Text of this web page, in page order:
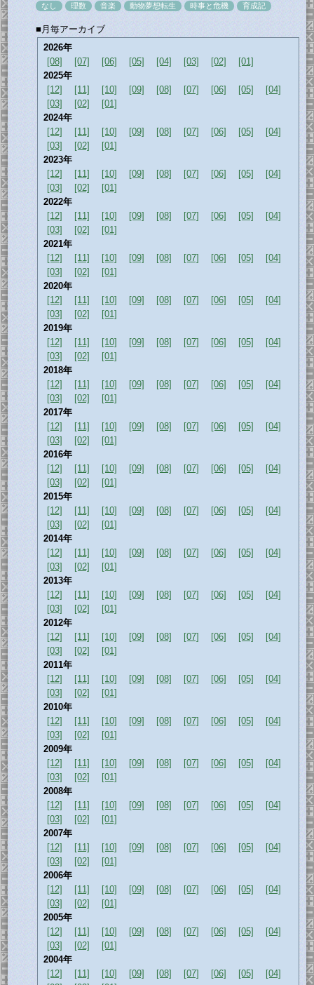
なし
理数 音楽 動物夢想転生 時事と危機 育成記
■月毎アーカイブ
2026年
[08]
[07] [06] [05] [04] [03] [02]
[01]
2025年
[12]
[11] [10] [09] [08] [07] [06] [05]
[04]
[03]
[02]
[01]
2024年
[12]
[11] [10] [09] [08] [07] [06] [05]
[04]
[03]
[02]
[01]
2023年
[12]
[11] [10] [09] [08] [07] [06] [05]
[04]
[03]
[02]
[01]
2022年
[12]
[11] [10] [09] [08] [07] [06] [05]
[04]
[03]
[02]
[01]
2021年
[12]
[11] [10] [09] [08] [07] [06] [05]
[04]
[03]
[02]
[01]
2020年
[12]
[11] [10] [09] [08] [07] [06] [05]
[04]
[03]
[02]
[01]
2019年
[12]
[11] [10] [09] [08] [07] [06] [05]
[04]
[03]
[02]
[01]
2018年
[12]
[11] [10] [09] [08] [07] [06] [05]
[04]
[03]
[02]
[01]
2017年
[12]
[11] [10] [09] [08] [07] [06] [05]
[04]
[03]
[02]
[01]
2016年
[12]
[11] [10] [09] [08] [07] [06] [05]
[04]
[03]
[02]
[01]
2015年
[12]
[11] [10] [09] [08] [07] [06] [05]
[04]
[03]
[02]
[01]
2014年
[12]
[11] [10] [09] [08] [07] [06] [05]
[04]
[03]
[02]
[01]
2013年
[12]
[11] [10] [09] [08] [07] [06] [05]
[04]
[03]
[02]
[01]
2012年
[12]
[11] [10] [09] [08] [07] [06] [05]
[04]
[03]
[02]
[01]
2011年
[12]
[11] [10] [09] [08] [07] [06] [05]
[04]
[03]
[02]
[01]
2010年
[12]
[11] [10] [09] [08] [07] [06] [05]
[04]
[03]
[02]
[01]
2009年
[12]
[11] [10] [09] [08] [07] [06] [05]
[04]
[03]
[02]
[01]
2008年
[12]
[11] [10] [09] [08] [07] [06] [05]
[04]
[03]
[02]
[01]
2007年
[12]
[11] [10] [09] [08] [07] [06] [05]
[04]
[03]
[02]
[01]
2006年
[12]
[11] [10] [09] [08] [07] [06] [05]
[04]
[03]
[02]
[01]
2005年
[12]
[11] [10] [09] [08] [07] [06] [05]
[04]
[03]
[02]
[01]
2004年
[12]
[11] [10] [09] [08] [07] [06] [05]
[04]